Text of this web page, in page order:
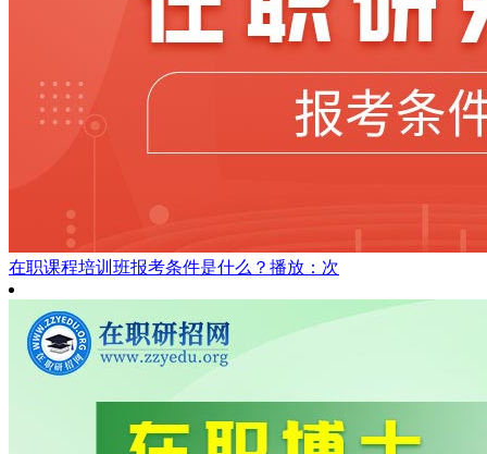
在职课程培训班报考条件是什么？ 播放：次